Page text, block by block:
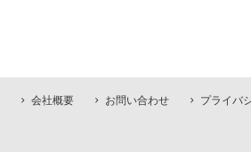
会社概要 お問い合わせ プライバ